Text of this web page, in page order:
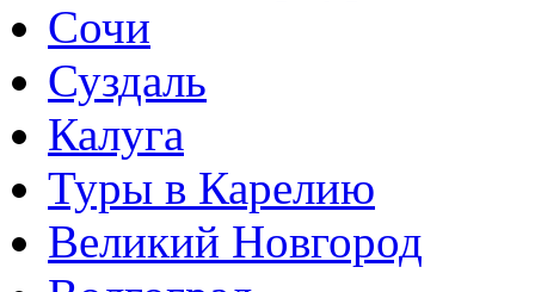
Сочи
Суздаль
Калуга
Туры в Карелию
Великий Новгород